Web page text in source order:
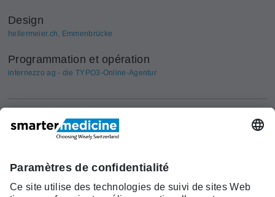
Design
hellermeier.ch, Emmenbrücke
Programmation et opération
internezzo ag - die TYPO3-Online-Agentur
smarter
medicine?
Recherche
Contact
c/o Société Suisse de Médécine
Interne Générale
Monbijoustrasse 43, Case postale,